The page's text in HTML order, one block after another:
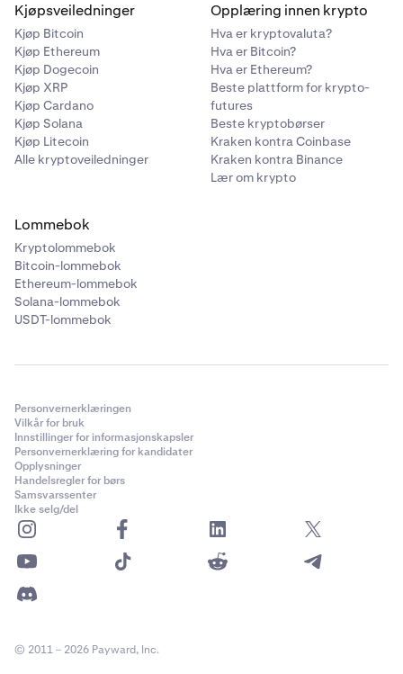
Kjøpsveiledninger
Kjøp Bitcoin
Kjøp Ethereum
Kjøp Dogecoin
Kjøp XRP
Kjøp Cardano
Kjøp Solana
Kjøp Litecoin
Alle kryptoveiledninger
Opplæring innen krypto
Hva er kryptovaluta?
Hva er Bitcoin?
Hva er Ethereum?
Beste plattform for krypto-
futures
Beste kryptobørser
Kraken kontra Coinbase
Kraken kontra Binance
Lær om krypto
Lommebok
Kryptolommebok
Bitcoin-lommebok
Ethereum-lommebok
Solana-lommebok
USDT-lommebok
Personvernerklæringen
Vilkår for bruk
Innstillinger for informasjonskapsler
Personvernerklæring for kandidater
Opplysninger
Handelsregler for børs
Samsvarssenter
Ikke selg/del
© 2011 – 2026 Payward, Inc.